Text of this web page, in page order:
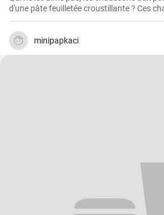
d'une pâte feuilletée croustillante ? Ces
faits maison sont un régal absolu et l'un
La préparation est plus simple qu'on ne le
régal à chaque fois. Alors, retroussez vos
minipapkaci